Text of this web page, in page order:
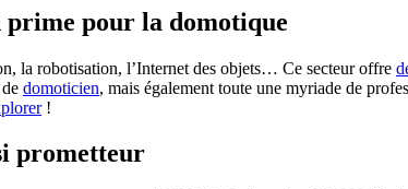
prime pour la domotique
la robotisation, l’Internet des objets… Ce secteur offre
domoticien, mais également toute une myriade de
!
prometteur